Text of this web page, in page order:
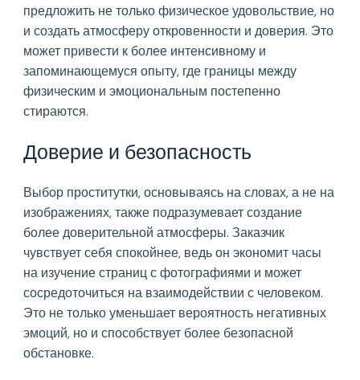
предложить не только физическое удовольствие, но
и создать атмосферу откровенности и доверия. Это
может привести к более интенсивному и
запоминающемуся опыту, где границы между
физическим и эмоциональным постепенно
стираются.
Доверие и безопасность
Выбор проститутки, основываясь на словах, а не на
изображениях, также подразумевает создание
более доверительной атмосферы. Заказчик
чувствует себя спокойнее, ведь он экономит часы
на изучение страниц с фотографиями и может
сосредоточиться на взаимодействии с человеком.
Это не только уменьшает вероятность негативных
эмоций, но и способствует более безопасной
обстановке.